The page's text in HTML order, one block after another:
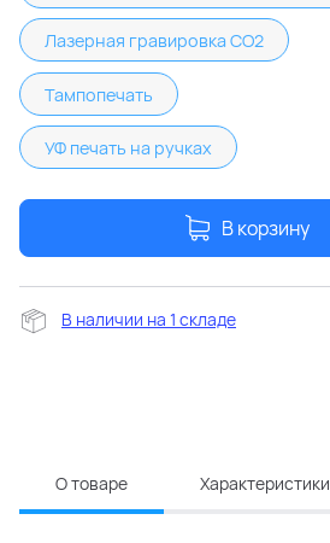
Лазерная гравировка CO2
Тампопечать
УФ печать на ручках
В корзину
В наличии на 1 складе
О товаре Характеристики